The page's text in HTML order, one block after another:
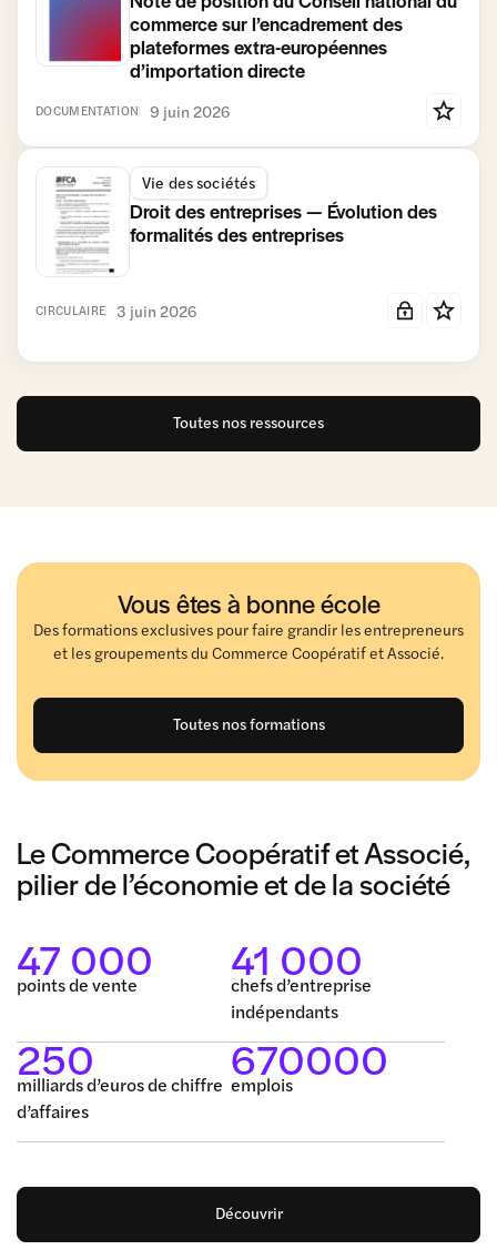
commerce sur l’encadrement des
plateformes extra-européennes
d’importation directe
DOCUMENTATION 9 juin 2026
Vie des sociétés
Droit des entreprises — Évolution des
formalités des entreprises
CIRCULAIRE 3 juin 2026
Toutes nos ressources
Vous êtes à bonne école
Des formations exclusives pour faire grandir les entrepreneurs
et les groupements du Commerce Coopératif et Associé.
Toutes nos formations
Le Commerce Coopératif et Associé,
pilier de l’économie et de la société
47 000
points de vente 41 000
chefs d’entreprise
indépendants
250
milliards d’euros de chiffre
d’affaires
670000
emplois
Découvrir